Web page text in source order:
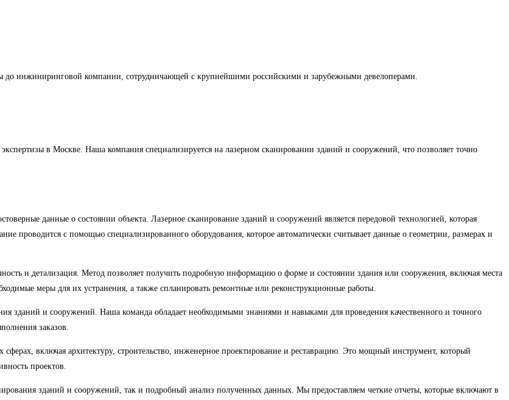
инжиниринговой компании, сотрудничающей с крупнейшими российскими и зарубежными девелоперами.
в Москве. Наша компания специализируется на лазерном сканировании зданий и сооружений, что позволяет точно
данные о состоянии объекта. Лазерное сканирование зданий и сооружений является передовой технологией, которая
проводится с помощью специализированного оборудования, которое автоматически считывает данные о геометрии, размерах и
и детализация. Метод позволяет получить подробную информацию о форме и состоянии здания или сооружения, включая места
меры для их устранения, а также спланировать ремонтные или реконструкционные работы.
зданий и сооружений. Наша команда обладает необходимыми знаниями и навыками для проведения качественного и точного
заказов.
включая архитектуру, строительство, инженерное проектирование и реставрацию. Это мощный инструмент, который
проектов.
зданий и сооружений, так и подробный анализ полученных данных. Мы предоставляем четкие отчеты, которые включают в